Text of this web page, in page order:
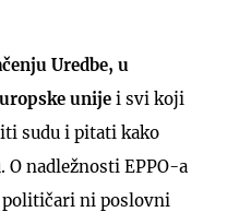
Uredbe, u
unije i svi koji
sudu i pitati kako
nadležnosti EPPO-a
političari ni poslovni